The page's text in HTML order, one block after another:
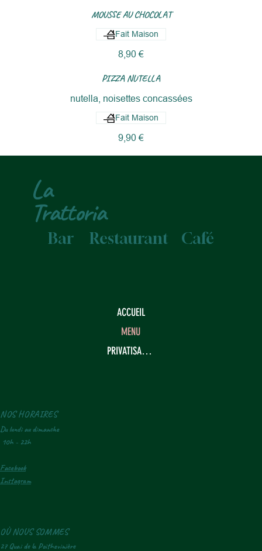
MOUSSE AU CHOCOLAT
8,90 €
Fait Maison
PIZZA NUTELLA
nutella, noisettes concassées
9,90 €
Fait Maison
La
Trattoria
Bar Restaurant Café
ACCUEIL
MENU
PRIVATISATION
NOS HORAIRES
Du lundi au dimanche
10h - 22h
Facebook
Instagram
OÙ NOUS SOMMES
27 Quai de la Poithevinière